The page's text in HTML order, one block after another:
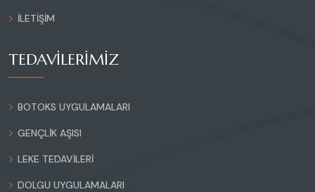
İLETIŞIM
TEDAVİLERİMİZ
BOTOKS UYGULAMALARI
GENÇLIK AŞISI
LEKE TEDAVILERI
DOLGU UYGULAMALARI